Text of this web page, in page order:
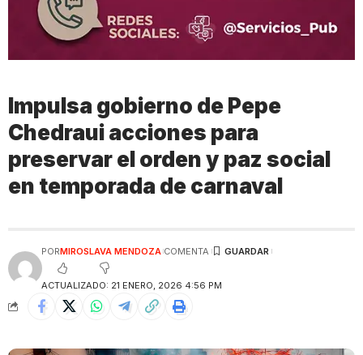
Impulsa gobierno de Pepe
Chedraui acciones para
preservar el orden y paz social
en temporada de carnaval
ACTUALIZADO: 21 ENERO, 2026 4:56 PM
PORMIROSLAVA MENDOZA COMENTA